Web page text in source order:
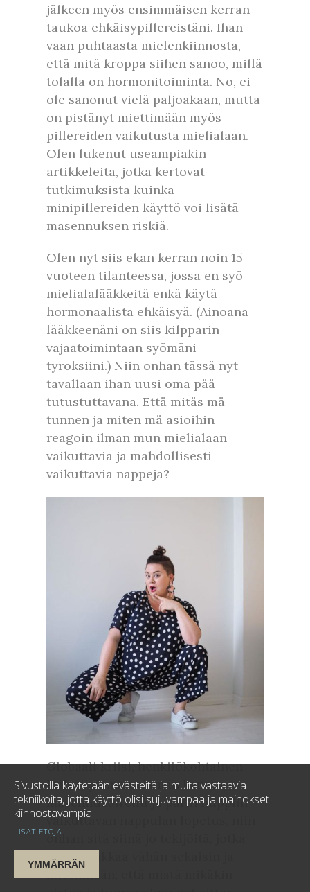
jälkeen myös ensimmäisen kerran
taukoa ehkäisypillereistäni. Ihan
vaan puhtaasta mielenkiinnosta,
että mitä kroppa siihen sanoo, millä
tolalla on hormonitoiminta. No, ei
ole sanonut vielä paljoakaan, mutta
on pistänyt miettimään myös
pillereiden vaikutusta mielialaan.
Olen lukenut useampiakin
artikkeleita, jotka kertovat
tutkimuksista kuinka
minipillereiden käyttö voi lisätä
masennuksen riskiä.
Olen nyt siis ekan kerran noin 15
vuoteen tilanteessa, jossa en syö
mielialalääkkeitä enkä käytä
hormonaalista ehkäisyä. (Ainoana
lääkkeenäni on siis kilpparin
vajaatoimintaan syömäni
tyroksiini.) Niin onhan tässä nyt
tavallaan ihan uusi oma pää
tutustuttavana. Että mitäs mä
tunnen ja miten mä asioihin
reagoin ilman mun mielialaan
vaikuttavia ja mahdollisesti
vaikuttavia nappeja?
Globaali kriisi, henkilökohtainen
kriiseily oman elämän kanssa,
masennusoireilu ja parin nuppiin
vaikuttavan nappulan lopetus, niin
onhan sitä siinä jo tekijöitä, jotka
pistää pakkaa vähän sekaisin ja
miettimään, että mistä mikäkin
LISÄTIETOJA
Sivustolla käytetään evästeitä ja muita vastaavia
tekniikoita, jotta käyttö olisi sujuvampaa ja mainokset
kiinnostavampia.
YMMÄRRÄN